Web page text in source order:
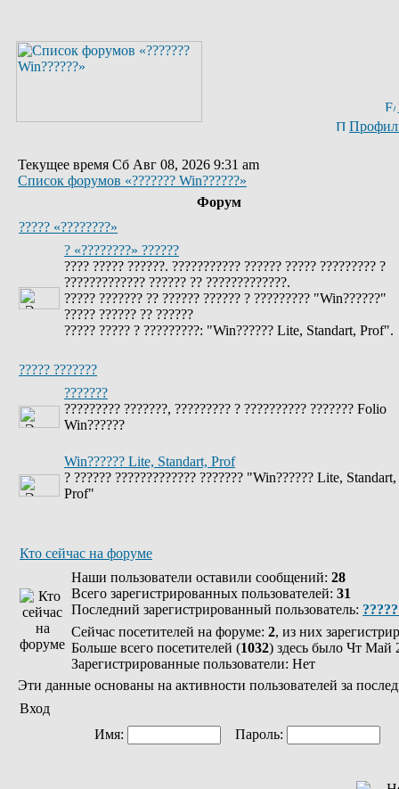
Текущее время Сб Авг 08, 2026 9:31 am
Список форумов «??????? Win??????»
Форум
????? «????????»
? «????????» ??????
???? ????? ??????. ??????????? ?????? ????? ????????? ?
????????????? ?????? ?? ?????????????.
????? ??????? ?? ?????? ?????? ? ????????? "Win??????"
????? ?????? ?? ??????
????? ????? ? ?????????: "Win?????? Lite, Standart, Prof".
????? ???????
???????
????????? ???????, ????????? ? ?????????? ??????? Folio
Win??????
Win?????? Lite, Standart, Prof
? ?????? ????????????? ??????? "Win?????? Lite, Standart,
Prof"
Кто сейчас на форуме
Наши пользователи оставили сообщений: 28
Всего зарегистрированных пользователей: 31
Последний зарегистрированный пользователь:
Сейчас посетителей на форуме: 2, из них
Больше всего посетителей (1032) здесь было Чт Май
Зарегистрированные пользователи: Нет
Эти данные основаны на активности пользователей за
Вход
Имя:
Пароль: